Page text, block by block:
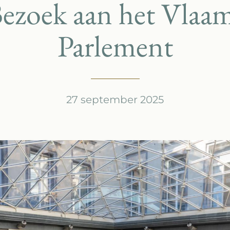
aan het
Parlement
27 september 2025